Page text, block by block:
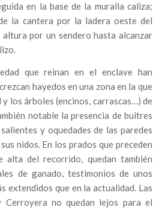
en la base de la muralla caliza;
la cantera por la ladera oeste del
por un sendero hasta alcanzar
que reinan en el enclave han
hayedos en una zona en la que
los árboles (encinos, carrascas…) de
notable la presencia de buitres
y oquedades de las paredes
nidos. En los prados que preceden
alta del recorrido, quedan también
de ganado, testimonios de unos
extendidos que en la actualidad. Las
Cerroyera no quedan lejos para el